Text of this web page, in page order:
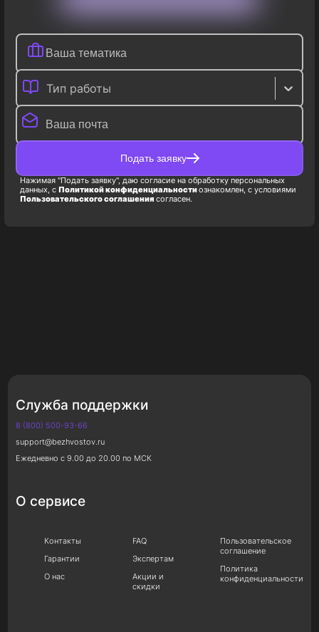
Тип работы
Подать заявку
Нажимая "Подать заявку", даю согласие на обработку персональных
данных, с Политикой конфиденциальностиознакомлен, с условиями
Пользовательского соглашения согласен.
Служба поддержки
8 (800) 500-93-66
support@bezhvostov.ru
Ежедневно с 9.00 до 20.00 по МСК
О сервисе
Контакты
Гарантии
О нас
FAQ
Экспертам
Акции и
скидки
Пользовательское
соглашение
Политика
конфиденциальности